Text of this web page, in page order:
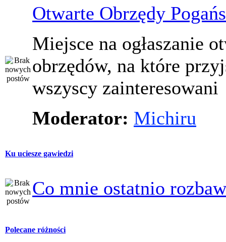
Otwarte Obrzędy
Miejsce na ogłaszanie
obrzędów, na które
wszyscy zainteresowani
Moderator: Michiru
Ku uciesze gawiedzi
Co mnie ostatnio
Polecane różności